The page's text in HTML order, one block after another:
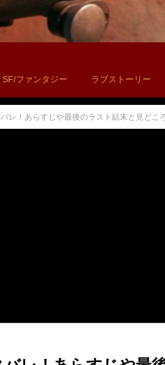
SF/ファンタジー ラブストーリー
レ！あらすじや最後のラスト結末と見どこ